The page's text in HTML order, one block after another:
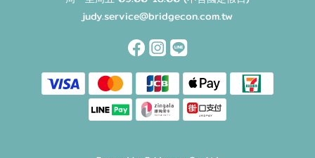
judy.service@bridgecon.com.tw